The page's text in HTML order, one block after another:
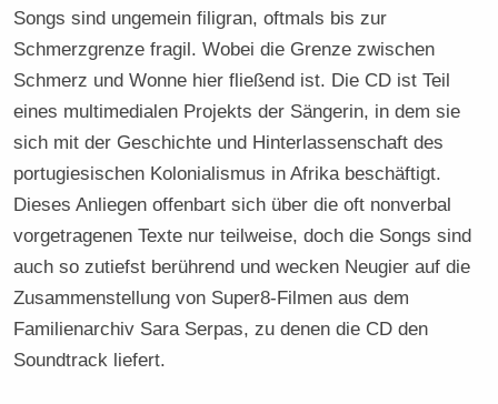
Songs sind ungemein filigran, oftmals bis zur
Schmerzgrenze fragil. Wobei die Grenze zwischen
Schmerz und Wonne hier fließend ist. Die CD ist Teil
eines multimedialen Projekts der Sängerin, in dem sie
sich mit der Geschichte und Hinterlassenschaft des
portugiesischen Kolonialismus in Afrika beschäftigt.
Dieses Anliegen offenbart sich über die oft nonverbal
vorgetragenen Texte nur teilweise, doch die Songs sind
auch so zutiefst berührend und wecken Neugier auf die
Zusammenstellung von Super8-Filmen aus dem
Familienarchiv Sara Serpas, zu denen die CD den
Soundtrack liefert.